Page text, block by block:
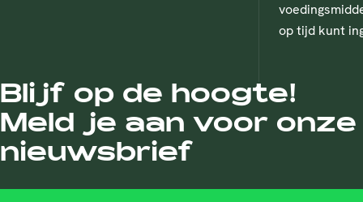
op tijd kunt
Blijf op de hoogte!
Meld je aan voor onze
nieuwsbrief